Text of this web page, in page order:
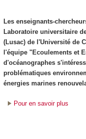
Les enseignants-
Laboratoire universitaire
(Lusac) de l'Université de
l'équipe "Ecoulements et
d'océanographes
problématiques
énergies marines
Pour en savoir plus